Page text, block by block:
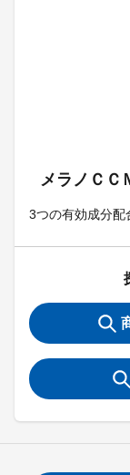
メラノＣ
3つの有効成分配